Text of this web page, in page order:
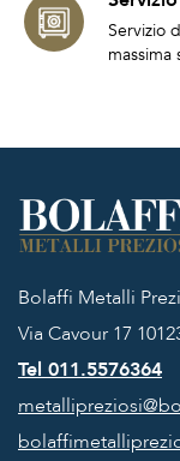
Servizio
Bolaffi Metalli
Via Cavour 17
Tel 011.5576364